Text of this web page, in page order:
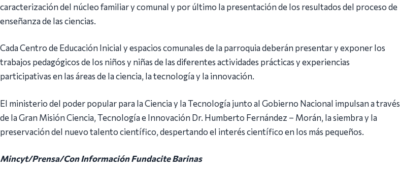
caracterización del núcleo familiar y comunal y por último la presentación de los resultados del proceso de
enseñanza de las ciencias.
Cada Centro de Educación Inicial y espacios comunales de la parroquia deberán presentar y exponer los
trabajos pedagógicos de los niños y niñas de las diferentes actividades prácticas y experiencias
participativas en las áreas de la ciencia, la tecnología y la innovación.
El ministerio del poder popular para la Ciencia y la Tecnología junto al Gobierno Nacional impulsan a través
de la Gran Misión Ciencia, Tecnología e Innovación Dr. Humberto Fernández – Morán, la siembra y la
preservación del nuevo talento científico, despertando el interés científico en los más pequeños.
Mincyt/Prensa/Con Información Fundacite Barinas